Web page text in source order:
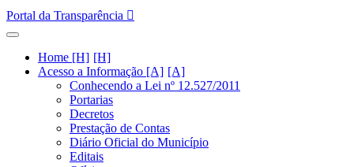
Portal da Transparência
Home [H]
Acesso a Informação [A]
Conhecendo a Lei nº 12.527/2011
Portarias
Decretos
Prestação de Contas
Diário Oficial do Município
Editais